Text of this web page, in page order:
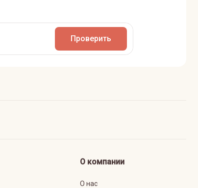
Проверить
О компании
О нас